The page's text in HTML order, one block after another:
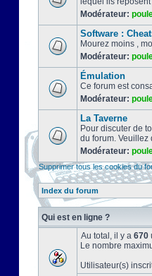
Modérateur:
Software :
Mourez moins ,
Modérateur:
Émulation
Ce forum est
Modérateur:
La Taverne
Pour discuter de
du forum. Veuillez
Modérateur:
Supprimer tous les cookies du
Index du forum
Qui est en ligne ?
Au total, il y a 670
Le nombre
Utilisateur(s)